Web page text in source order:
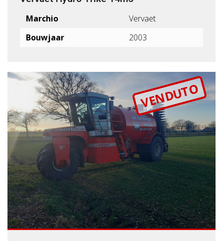
Marchio
Vervaet
Bouwjaar
2003
VENDUTO